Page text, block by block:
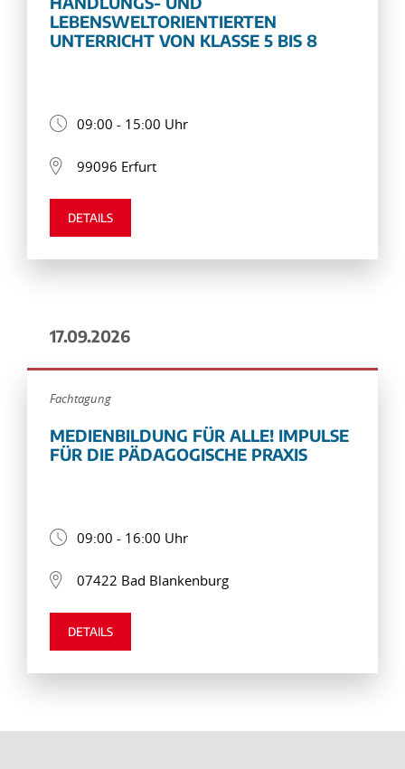
LEBENSWELTORIENTIERTEN
UNTERRICHT VON KLASSE 5 BIS 8
09:00 - 15:00 Uhr
99096 Erfurt
DETAILS
17.09.2026
Fachtagung
MEDIENBILDUNG FÜR ALLE! IMPULSE
FÜR DIE PÄDAGOGISCHE PRAXIS
09:00 - 16:00 Uhr
07422 Bad Blankenburg
DETAILS